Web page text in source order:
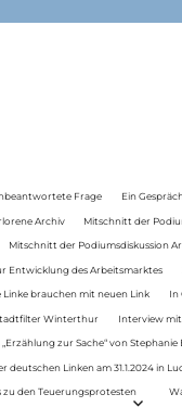
Frage Ein
Archiv Mitschnitt der
Mitschnitt der Podiumsdiskussion
Entwicklung des Arbeitsmarktes
brauchen mit neuen Link In
Winterthur Interview
zur Sache“ von Stephanie
Linken am 31.1.2024 in
zu den Teuerungsprotesten